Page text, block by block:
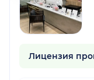
Лицензия